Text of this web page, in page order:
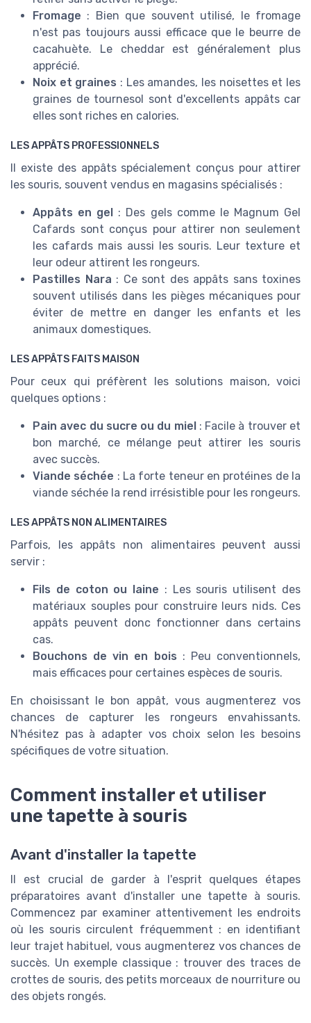
Fromage : Bien que souvent utilisé, le fromage
n'est pas toujours aussi efficace que le beurre de
cacahuète. Le cheddar est généralement plus
apprécié.
Noix et graines : Les amandes, les noisettes et les
graines de tournesol sont d'excellents appâts car
elles sont riches en calories.
LES APPÂTS PROFESSIONNELS
Il existe des appâts spécialement conçus pour attirer
les souris, souvent vendus en magasins spécialisés :
Appâts en gel
: Des gels comme le Magnum Gel
Cafards sont conçus pour attirer non seulement
les cafards mais aussi les souris. Leur texture et
leur odeur attirent les rongeurs.
Pastilles Nara : Ce sont des appâts sans toxines
souvent utilisés dans les pièges mécaniques pour
éviter de mettre en danger les enfants et les
animaux domestiques.
LES APPÂTS FAITS MAISON
Pour ceux qui préfèrent les solutions maison, voici
quelques options :
Pain avec du sucre ou du miel: Facile à trouver et
bon marché, ce mélange peut attirer les souris
avec succès.
Viande séchée : La forte teneur en protéines de la
viande séchée la rend irrésistible pour les rongeurs.
LES APPÂTS NON ALIMENTAIRES
Parfois, les appâts non alimentaires peuvent aussi
servir :
Fils de coton ou laine : Les souris utilisent des
matériaux souples pour construire leurs nids. Ces
appâts peuvent donc fonctionner dans certains
cas.
Bouchons de vin en bois : Peu conventionnels,
mais efficaces pour certaines espèces de souris.
En choisissant le bon appât, vous augmenterez vos
chances de capturer les rongeurs envahissants.
N'hésitez pas à adapter vos choix selon les besoins
spécifiques de votre situation.
Comment installer et utiliser
une tapette à souris
Avant d'installer la tapette
Il est crucial de garder à l'esprit quelques étapes
préparatoires avant d'installer une tapette à souris.
Commencez par examiner attentivement les endroits
où les souris circulent fréquemment : en identifiant
leur trajet habituel, vous augmenterez vos chances de
succès. Un exemple classique : trouver des traces de
crottes de souris, des petits morceaux de nourriture ou
des objets rongés.